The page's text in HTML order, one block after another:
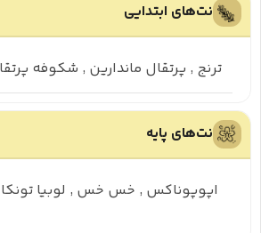
نت‌های ابتدایی
ترنج , پرتقال ماندارین , شکوفه
نت‌های پایه
اپوپوناکس , خس خس , لوبیا تونکا